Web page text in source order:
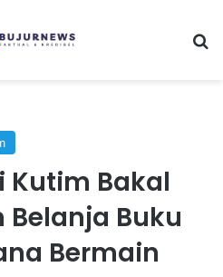
Kutim Bakal
Belanja Buku
Bermain